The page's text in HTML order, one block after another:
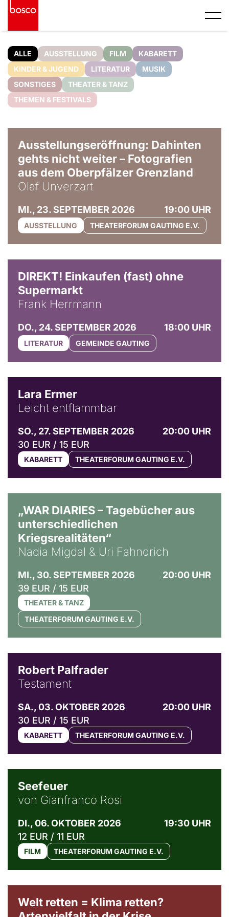
ALLE AUSSTELLUNG FILM
KABARETT
KINDER & JUGEND
LITERATUR
MUSIK
SONSTIGES
THEATER & TANZ
THEMEN & FESTIVALS
Ausstellungseröffnung: Dahinten
gehts nicht weiter – Fotografien
aus dem Oberpfälzer Grenzland
Olaf Unverzart
MI., 23. SEPTEMBER 2026 19:00 UHR
AUSSTELLUNG THEATERFORUM GAUTING E.V.
DIREKT! Einkaufen (fast) ohne
Supermarkt
Frank Herrmann
DO., 24. SEPTEMBER 2026 18:00 UHR
LITERATUR GEMEINDE GAUTING
Lara Ermer
Leicht entflammbar
SO., 27. SEPTEMBER 2026
20:00 UHR
30 EUR / 15 EUR
KABARETT THEATERFORUM GAUTING E.V.
„WAR DIARIES – Tagebücher aus
unterschiedlichen
Kriegsrealitäten“
Nadia Migdal & Uri Fahndrich
MI., 30. SEPTEMBER 2026
20:00 UHR
39 EUR / 15 EUR
THEATER & TANZ
THEATERFORUM GAUTING E.V.
Robert Palfrader
Testament
SA., 03. OKTOBER 2026
20:00 UHR
30 EUR / 15 EUR
KABARETT THEATERFORUM GAUTING E.V.
Seefeuer
von Gianfranco Rosi
DI., 06. OKTOBER 2026
19:30 UHR
12 EUR / 11 EUR
FILM THEATERFORUM GAUTING E.V.
Welt retten = Klima retten?